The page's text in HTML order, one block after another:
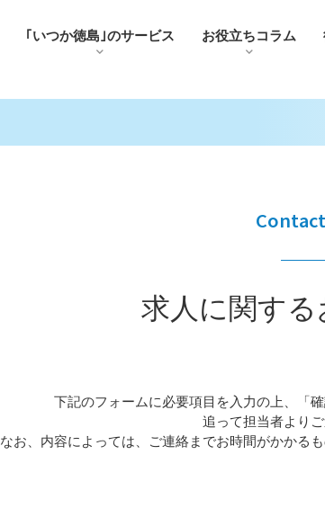
｢いつか徳島｣のサービス お役⽴ちコラム
求人に関す
下記のフォームに必要項目を入力の上、「
追って担当者よりご
なお、内容によっては、ご連絡までお時間がかかる